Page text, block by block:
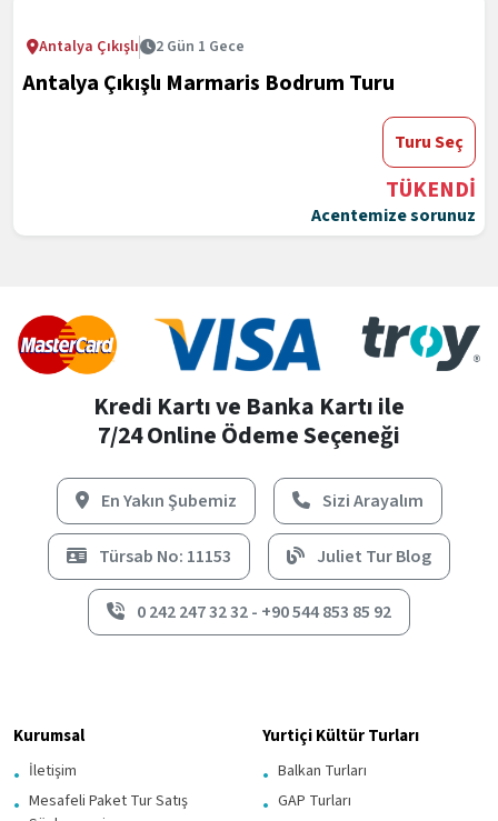
Antalya Çıkışlı 2 Gün 1 Gece
Antalya Çıkışlı Marmaris Bodrum Turu
TÜKENDİ
Acentemize sorunuz
Turu Seç
Kredi Kartı ve Banka Kartı ile
7/24 Online Ödeme Seçeneği
En Yakın Şubemiz Sizi Arayalım
Türsab No: 11153 Juliet Tur Blog
0 242 247 32 32 - +90 544 853 85 92
Kurumsal
İletişim
Mesafeli Paket Tur Satış
Yurtiçi Kültür Turları
Balkan Turları
GAP Turları